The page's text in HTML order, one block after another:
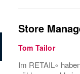
Store
Tom Tailor
Im RETAIL«